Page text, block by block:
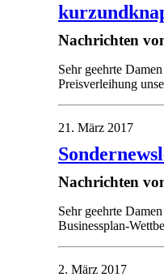
Nachrichten
Sehr geehrte
Preisverleihung
21. März 2017
Nachrichten
Sehr geehrte
Businessplan-
2. März 2017